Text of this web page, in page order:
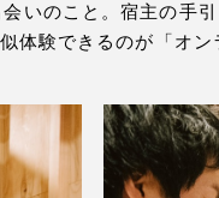
いのこと。宿主の手
体験できるのが「オン